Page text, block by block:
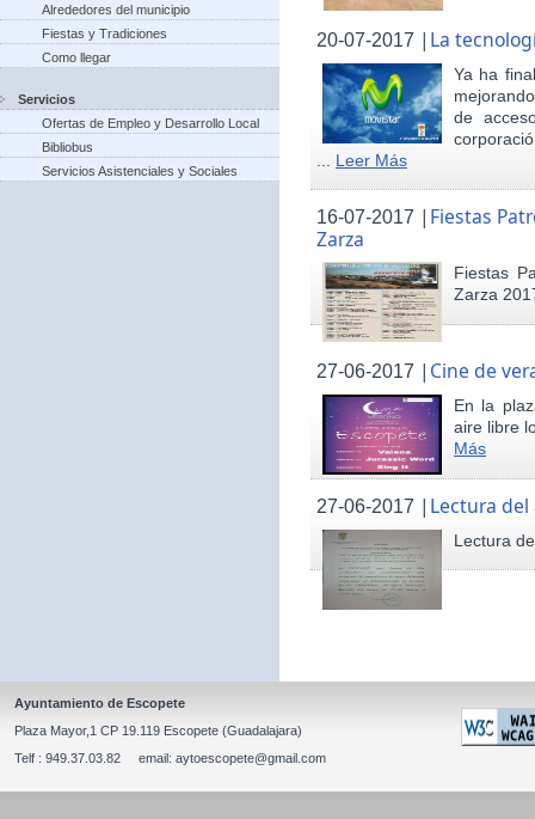
Alrededores del municipio
Fiestas y Tradiciones
Como llegar
Servicios
Ofertas de Empleo y Desarrollo Local
Bibliobus
Servicios Asistenciales y Sociales
20-07-2017 | La
Ya ha
de
Leer Más
16-07-2017 | Fiestas
Zarza
Fiestas
Zarza
27-06-2017 | Cine de
En la
aire libre
Más
27-06-2017 | Lectura del
Lectura
Ayuntamiento de Escopete
Plaza Mayor,1 CP 19.119 Escopete (Guadalajara)
Telf : 949.37.03.82 email: aytoescopete@gmail.com